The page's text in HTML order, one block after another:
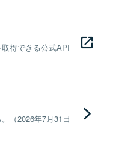
得できる公式API
（2026年7月31日